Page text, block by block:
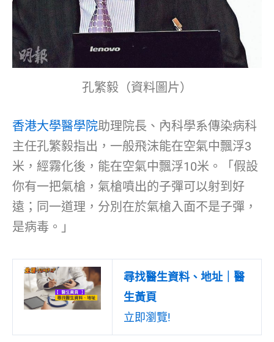
孔繁毅（資料圖片）
香港大學醫學院助理院長、內科學系傳染病科
主任孔繁毅指出，一般飛沫能在空氣中飄浮3
米，經霧化後，能在空氣中飄浮10米。「假設
你有一把氣槍，氣槍噴出的子彈可以射到好
遠；同一道理，分別在於氣槍入面不是子彈，
是病毒。」
尋找醫生資料、地址｜醫
生黃頁
立即瀏覽!